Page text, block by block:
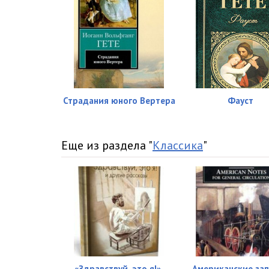
рл16
рл17
рл18
рл19
рл20
рл22
рл23
рл24
рл25
рл26
Страдания юного Вертера Фауст
Еще из раздела "Классика"